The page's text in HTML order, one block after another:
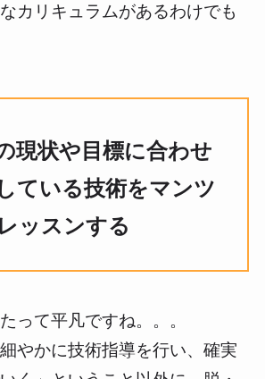
カリキュラムがあるわけでも
現状や目標に合わせ
ている技術をマンツ
ッスンする
って平凡ですね。。。
やかに技術指導を行い、確実